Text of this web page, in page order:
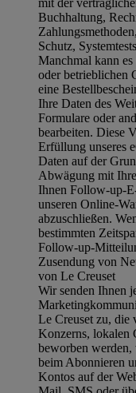
mit der
Buchhaltung,
Schutz,
Manchmal kann
oder betrieblichen
eine
Ihre Daten des
Formulare oder
bearbeiten. Diese
Erfüllung unseres
Daten auf der
Abwägung mit
Ihnen Follow-up-
unseren Online-
abzuschließen.
bestimmten
Follow-up-
Zusendung von
von Le Creuset
Wir senden Ihnen
Le Creuset zu, die
Konzerns, lokalen
beworben werden,
beim Abonnieren
Kontos auf der